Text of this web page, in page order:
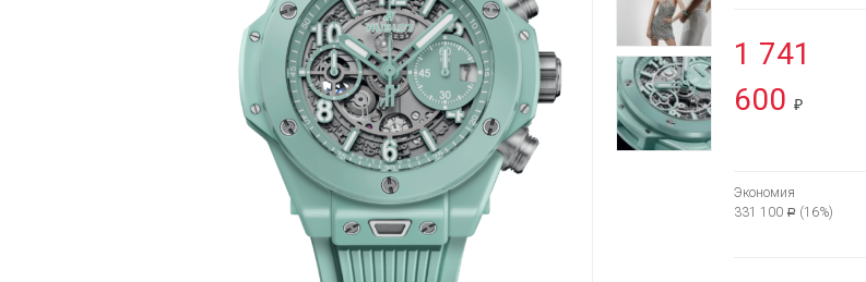
1 741
600
₽
Экономия
331 100 Р (16%)